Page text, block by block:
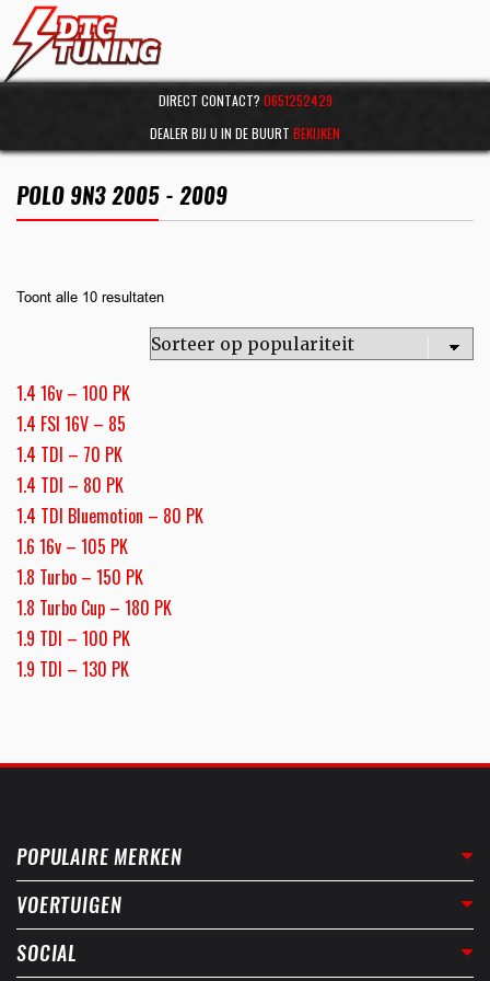
DIRECT CONTACT? 0651252429
DEALER BIJ U IN DE BUURT BEKIJKEN
POLO 9N3 2005 - 2009
Toont alle 10 resultaten
1.4 16v – 100 PK
1.4 FSI 16V – 85
1.4 TDI – 70 PK
1.4 TDI – 80 PK
1.4 TDI Bluemotion – 80 PK
1.6 16v – 105 PK
1.8 Turbo – 150 PK
1.8 Turbo Cup – 180 PK
1.9 TDI – 100 PK
1.9 TDI – 130 PK
POPULAIRE MERKEN
VOERTUIGEN
SOCIAL